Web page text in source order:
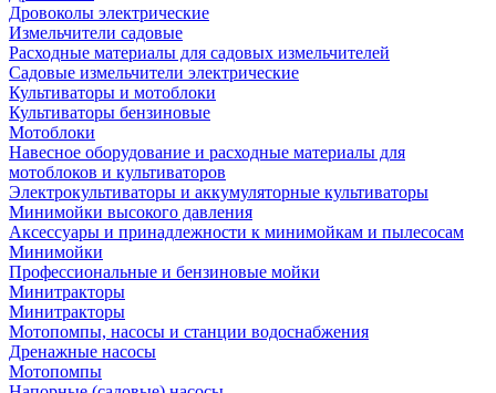
Дровоколы электрические
Измельчители садовые
Расходные материалы для садовых измельчителей
Садовые измельчители электрические
Культиваторы и мотоблоки
Культиваторы бензиновые
Мотоблоки
Навесное оборудование и расходные материалы для
мотоблоков и культиваторов
Электрокультиваторы и аккумуляторные культиваторы
Минимойки высокого давления
Аксессуары и принадлежности к минимойкам и пылесосам
Минимойки
Профессиональные и бензиновые мойки
Минитракторы
Минитракторы
Мотопомпы, насосы и станции водоснабжения
Дренажные насосы
Мотопомпы